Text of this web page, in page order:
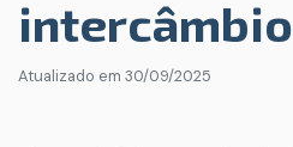
intercâmbio
Atualizado em 30/09/2025